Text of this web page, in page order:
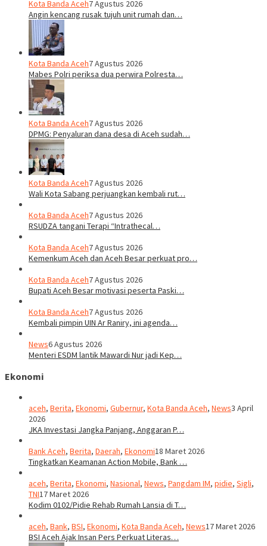
Kota Banda Aceh7 Agustus 2026
Angin kencang rusak tujuh unit rumah dan…
Kota Banda Aceh7 Agustus 2026
Mabes Polri periksa dua perwira Polresta…
Kota Banda Aceh7 Agustus 2026
DPMG: Penyaluran dana desa di Aceh sudah…
Kota Banda Aceh7 Agustus 2026
Wali Kota Sabang perjuangkan kembali rut…
Kota Banda Aceh7 Agustus 2026
RSUDZA tangani Terapi “Intrathecal…
Kota Banda Aceh7 Agustus 2026
Kemenkum Aceh dan Aceh Besar perkuat pro…
Kota Banda Aceh7 Agustus 2026
Bupati Aceh Besar motivasi peserta Paski…
Kota Banda Aceh7 Agustus 2026
Kembali pimpin UIN Ar Raniry, ini agenda…
News6 Agustus 2026
Menteri ESDM lantik Mawardi Nur jadi Kep…
Ekonomi
aceh, Berita, Ekonomi, Gubernur, Kota Banda Aceh, News3 April
2026
JKA Investasi Jangka Panjang, Anggaran P…
Bank Aceh, Berita, Daerah, Ekonomi18 Maret 2026
Tingkatkan Keamanan Action Mobile, Bank …
aceh, Berita, Ekonomi, Nasional, News, Pangdam IM, pidie, Sigli,
TNI17 Maret 2026
Kodim 0102/Pidie Rehab Rumah Lansia di T…
aceh, Bank, BSI, Ekonomi, Kota Banda Aceh, News17 Maret 2026
BSI Aceh Ajak Insan Pers Perkuat Literas…